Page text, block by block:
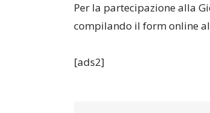
Per la partecipazione alla
compilando il form online
[ads2]